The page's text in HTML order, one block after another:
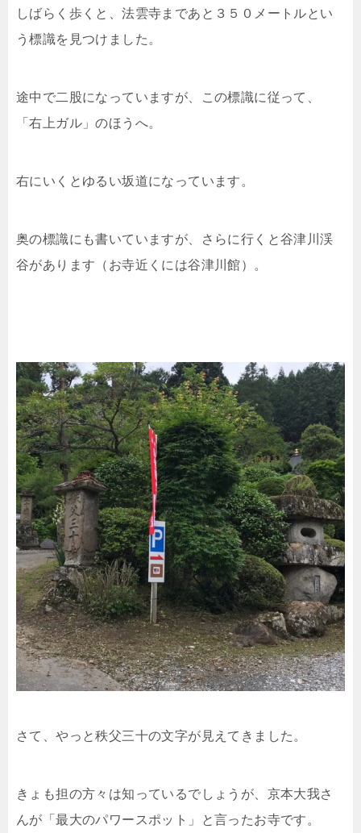
しばらく歩くと、法雲寺まであと３５０メートルとい
う標識を見つけました。
途中で二股になっていますが、この標識に従って、
「右上ガル」のほうへ。
右にいくとゆるい坂道になっています。
奥の標識にも書いていますが、さらに行くと谷津川渓
谷があります（お寺近くには谷津川館）。
さて、やっと秩父三十の文字が見えてきました。
きょも担の方々は知っているでしょうが、京本大我さ
んが「最大のパワースポット」と言ったお寺です。